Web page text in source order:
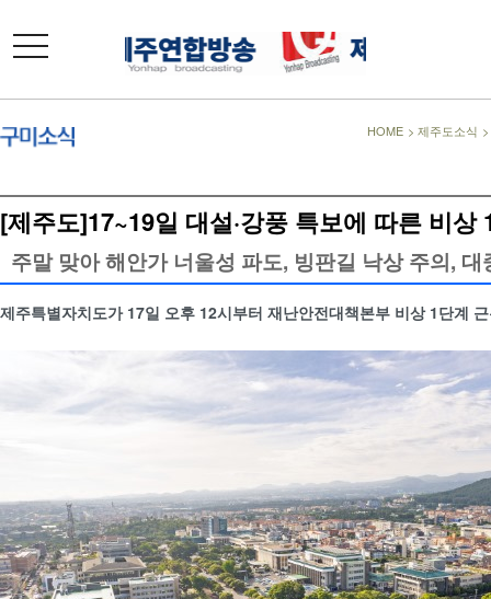
toggle
navigation
HOME > 제주도소식 >
[제주도]17~19일 대설·강풍 특보에 따른 비상
주말 맞아 해안가 너울성 파도, 빙판길 낙상 주의,
제주특별자치도가 17일 오후 12시부터 재난안전대책본부 비상 1단계